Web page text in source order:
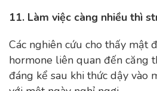
11. Làm việc càng nhiều thì
Các nghiên cứu cho thấy mật
hormone liên quan đến căng
đáng kể sau khi thức dậy vào